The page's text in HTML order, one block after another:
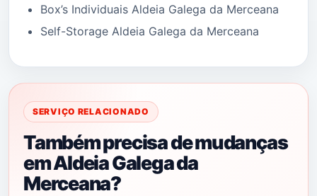
Box’s Individuais Aldeia Galega da Merceana
Self-Storage Aldeia Galega da Merceana
SERVIÇO RELACIONADO
Também precisa de mudanças
em Aldeia Galega da
Merceana?